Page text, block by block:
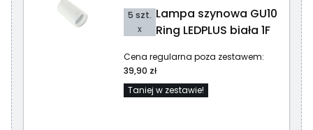
5 szt.
x
Lampa szynowa GU10
Ring LEDPLUS biała 1F
Cena regularna poza zestawem:
39,90 zł
Taniej w zestawie!